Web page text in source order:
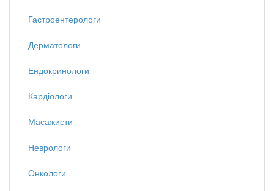
Гастроентерологи
Дерматологи
Ендокринологи
Кардіологи
Масажисти
Неврологи
Онкологи